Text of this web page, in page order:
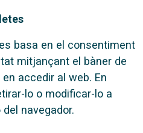
basa en el consentiment
mitjançant el bàner de
accedir al web. En
lo o modificar-lo a
navegador.